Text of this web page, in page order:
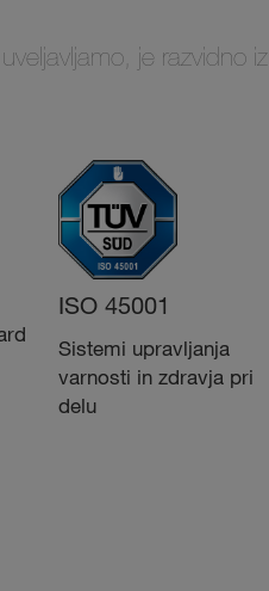
je razvidno iz
ISO 45001
Sistemi upravljanja
varnosti in zdravja pri
delu